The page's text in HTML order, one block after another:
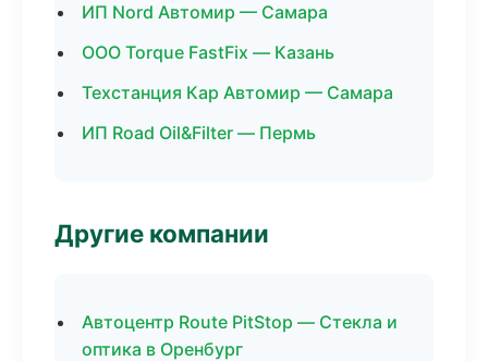
ИП Nord Автомир — Самара
ООО Torque FastFix — Казань
Техстанция Кар Автомир — Самара
ИП Road Oil&Filter — Пермь
Другие компании
Автоцентр Route PitStop — Стекла и
оптика в Оренбург